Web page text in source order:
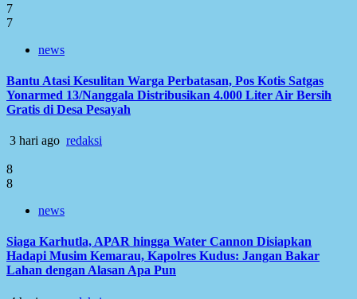
7
7
news
Bantu Atasi Kesulitan Warga Perbatasan, Pos Kotis Satgas
Yonarmed 13/Nanggala Distribusikan 4.000 Liter Air Bersih
Gratis di Desa Pesayah
3 hari ago redaksi
8
8
news
Siaga Karhutla, APAR hingga Water Cannon Disiapkan
Hadapi Musim Kemarau, Kapolres Kudus: Jangan Bakar
Lahan dengan Alasan Apa Pun